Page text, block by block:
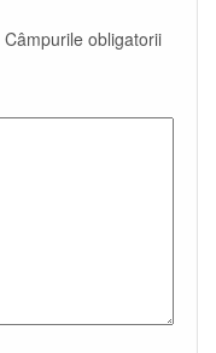
Câmpurile obligatorii